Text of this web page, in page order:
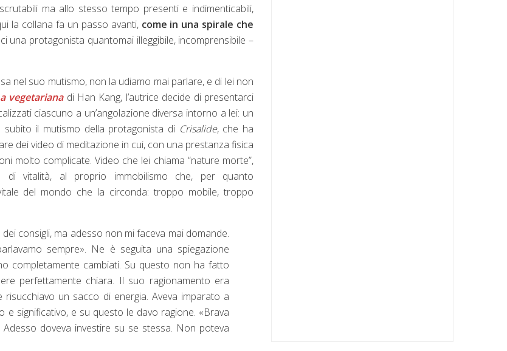
ma allo stesso tempo presenti e indimenticabili,
la collana fa un passo avanti, come in una spirale che
una protagonista quantomai illeggibile, incomprensibile –
nel suo mutismo, non la udiamo mai parlare, e di lei non
vegetarianadi Han Kang, l’autrice decide di presentarci
ciascuno a un’angolazione diversa intorno a lei: un
subito il mutismo della protagonista di Crisalide, che ha
dei video di meditazione in cui, con una prestanza fisica
molto complicate. Video che lei chiama “nature morte”,
di vitalità, al proprio immobilismo che, per quanto
del mondo che la circonda: troppo mobile, troppo
consigli, ma adesso non mi faceva mai domande.
sempre». Ne è seguita una spiegazione
completamente cambiati. Su questo non ha fatto
perfettamente chiara. Il suo ragionamento era
un sacco di energia. Aveva imparato a
significativo, e su questo le davo ragione. «Brava
doveva investire su se stessa. Non poteva